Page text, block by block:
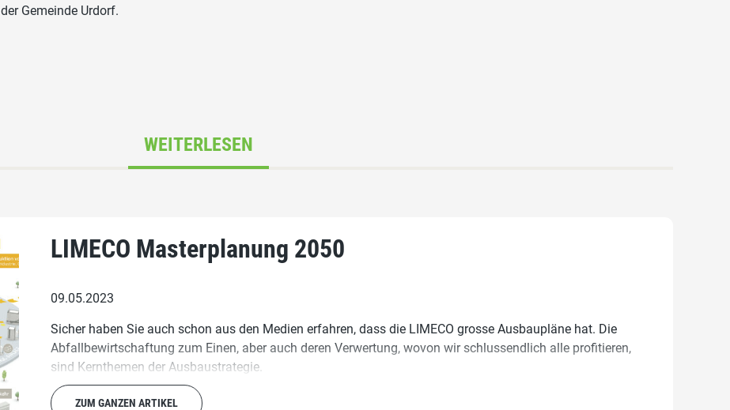
der Gemeinde Urdorf.
WEITERLESEN
LIMECO Masterplanung 2050
09.05.2023
Sicher haben Sie auch schon aus den Medien erfahren, dass die LIMECO grosse Ausbaupläne hat. Die
Abfallbewirtschaftung zum Einen, aber auch deren Verwertung, wovon wir schlussendlich alle profitieren,
sind Kernthemen der Ausbaustrategie.
ZUM GANZEN ARTIKEL